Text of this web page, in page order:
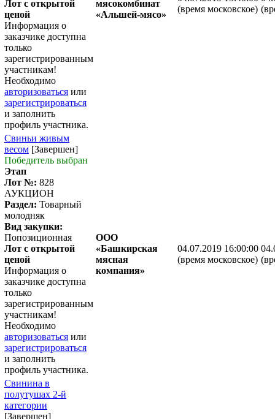
Лот с открытой
ценой
Информация о
заказчике доступна
только
зарегистрированным
участникам!
Необходимо
авторизоваться или
зарегистрироваться
и заполнить
профиль участника.
мясокомбинат
«Альшей-мясо»
(время московское)
Свиньи живым
весом [Завершен]
Победитель выбран
Этап
Лот №: 828
АУКЦИОН
Раздел: Товарный
молодняк
Вид закупки:
Попозиционная
Лот с открытой
ценой
Информация о
заказчике доступна
только
зарегистрированным
участникам!
Необходимо
авторизоваться или
зарегистрироваться
и заполнить
профиль участника.
ООО
«Башкирская
мясная
компания»
04.07.2019 16:00:00
(время московское)
Свинина в
полутушах 2-й
категории
[Завершен]